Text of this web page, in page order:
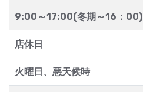
9:00～17:00(冬期～16：00)
店休日
火曜日、悪天候時